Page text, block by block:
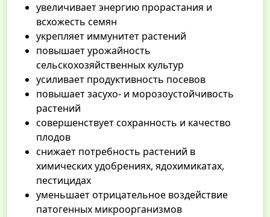
увеличивает энергию прорастания и
всхожесть семян
укрепляет иммунитет растений
повышает урожайность
сельскохозяйственных культур
усиливает продуктивность посевов
повышает засухо- и морозоустойчивость
растений
совершенствует сохранность и качество
плодов
снижает потребность растений в
химических удобрениях, ядохимикатах,
пестицидах
уменьшает отрицательное воздействие
патогенных микроорганизмов